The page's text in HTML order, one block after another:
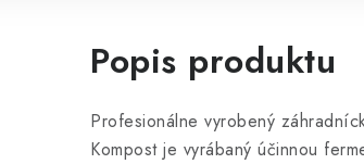
Popis produktu
Profesionálne vyrobený
Kompost je vyrábaný účinnou